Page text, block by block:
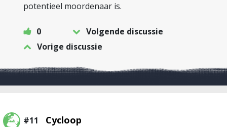
potentieel moordenaar is.
0
Volgende discussie
Vorige discussie
#11 Cycloop